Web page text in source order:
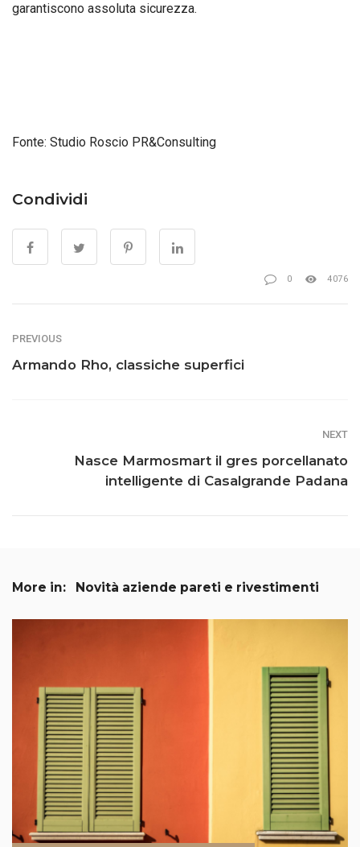
garantiscono assoluta sicurezza.
Fonte: Studio Roscio PR&Consulting
Condividi
0 4076
PREVIOUS
Armando Rho, classiche superfici
NEXT
Nasce Marmosmart il gres porcellanato
intelligente di Casalgrande Padana
More in: Novità aziende pareti e rivestimenti